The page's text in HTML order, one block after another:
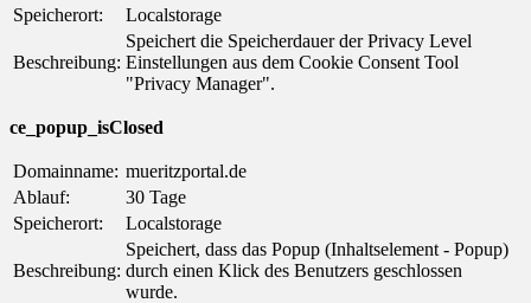
Speicherort:
Localstorage
Beschreibung:
Speichert die Speicherdauer der Privacy Level
Einstellungen aus dem Cookie Consent Tool
"Privacy Manager".
ce_popup_isClosed
Domainname: mueritzportal.de
Ablauf:
30 Tage
Speicherort:
Localstorage
Beschreibung:
Speichert, dass das Popup (Inhaltselement - Popup)
durch einen Klick des Benutzers geschlossen
wurde.